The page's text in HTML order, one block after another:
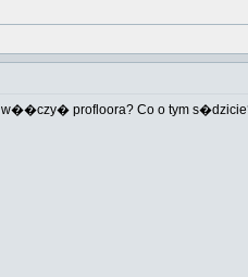
w��czy� profloora? Co o tym